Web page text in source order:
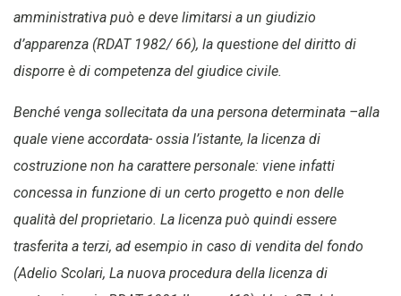
amministrativa può e deve limitarsi a un giudizio
d’apparenza (RDAT 1982/ 66), la questione del diritto di
disporre è di competenza del giudice civile.
Benché venga sollecitata da una persona determinata –alla
quale viene accordata- ossia l’istante, la licenza di
costruzione non ha carattere personale: viene infatti
concessa in funzione di un certo progetto e non delle
qualità del proprietario. La licenza può quindi essere
trasferita a terzi, ad esempio in caso di vendita del fondo
(Adelio Scolari, La nuova procedura della licenza di